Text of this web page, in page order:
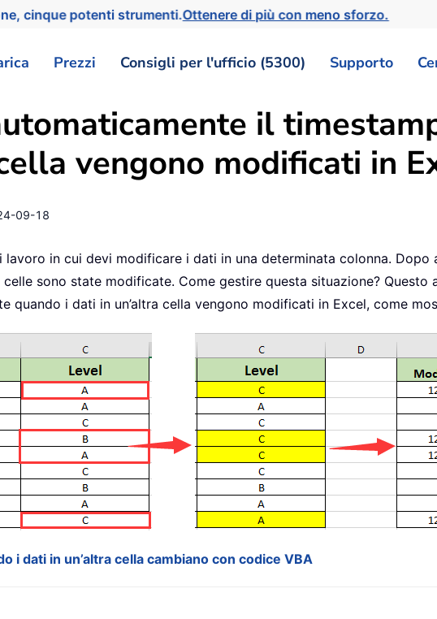
cinque potenti strumenti.Ottenere di più con meno sforzo.
Prezzi Consigli per l'ufficio (5300) Supporto
il
vengono modificati in
09-18
in cui devi modificare i dati in una determinata colonna.
sono state modificate. Come gestire questa situazione?
quando i dati in un’altra cella vengono modificati in Excel, come
i dati in un’altra cella cambiano con codice VBA